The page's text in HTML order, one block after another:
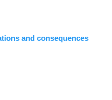
and consequences